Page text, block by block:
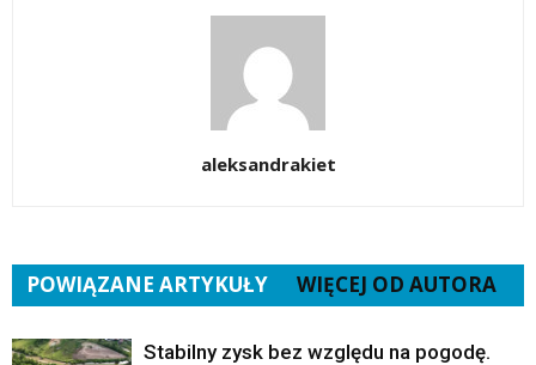
aleksandrakiet
POWIĄZANE ARTYKUŁY WIĘCEJ OD AUTORA
Stabilny zysk bez względu na pogodę.